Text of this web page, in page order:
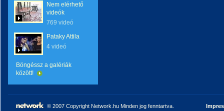
Nem elérhető
videók
769 videó
Pataky Attila
4 videó
Böngéssz a galériák
között!
© 2007 Copyright Network.hu Minden jog fenntartva.